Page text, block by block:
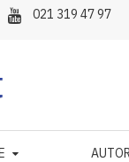
021 319 47 97